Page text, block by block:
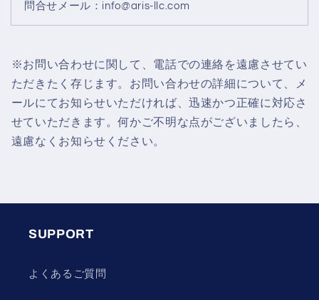
問合せメール： info@aris-llc.com
※お問い合わせに関して、電話での連絡を遠慮させてい
ただきたく存じます。お問い合わせの詳細について、メ
ールにてお知らせいただければ、迅速かつ正確に対応さ
せていただきます。何かご不明な点がございましたら、
遠慮なくお知らせください。
SUPPORT
よくあるご質問